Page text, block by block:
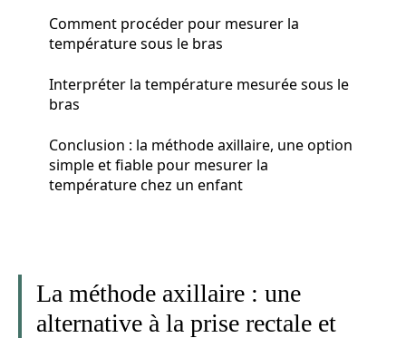
Comment procéder pour mesurer la
température sous le bras
Interpréter la température mesurée sous le
bras
Conclusion : la méthode axillaire, une option
simple et fiable pour mesurer la
température chez un enfant
La méthode axillaire : une
alternative à la prise rectale et